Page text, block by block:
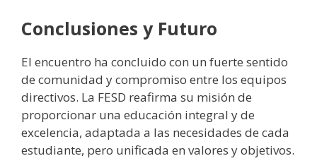
Conclusiones y Futuro
El encuentro ha concluido con un fuerte sentido
de comunidad y compromiso entre los equipos
directivos. La FESD reafirma su misión de
proporcionar una educación integral y de
excelencia, adaptada a las necesidades de cada
estudiante, pero unificada en valores y objetivos.